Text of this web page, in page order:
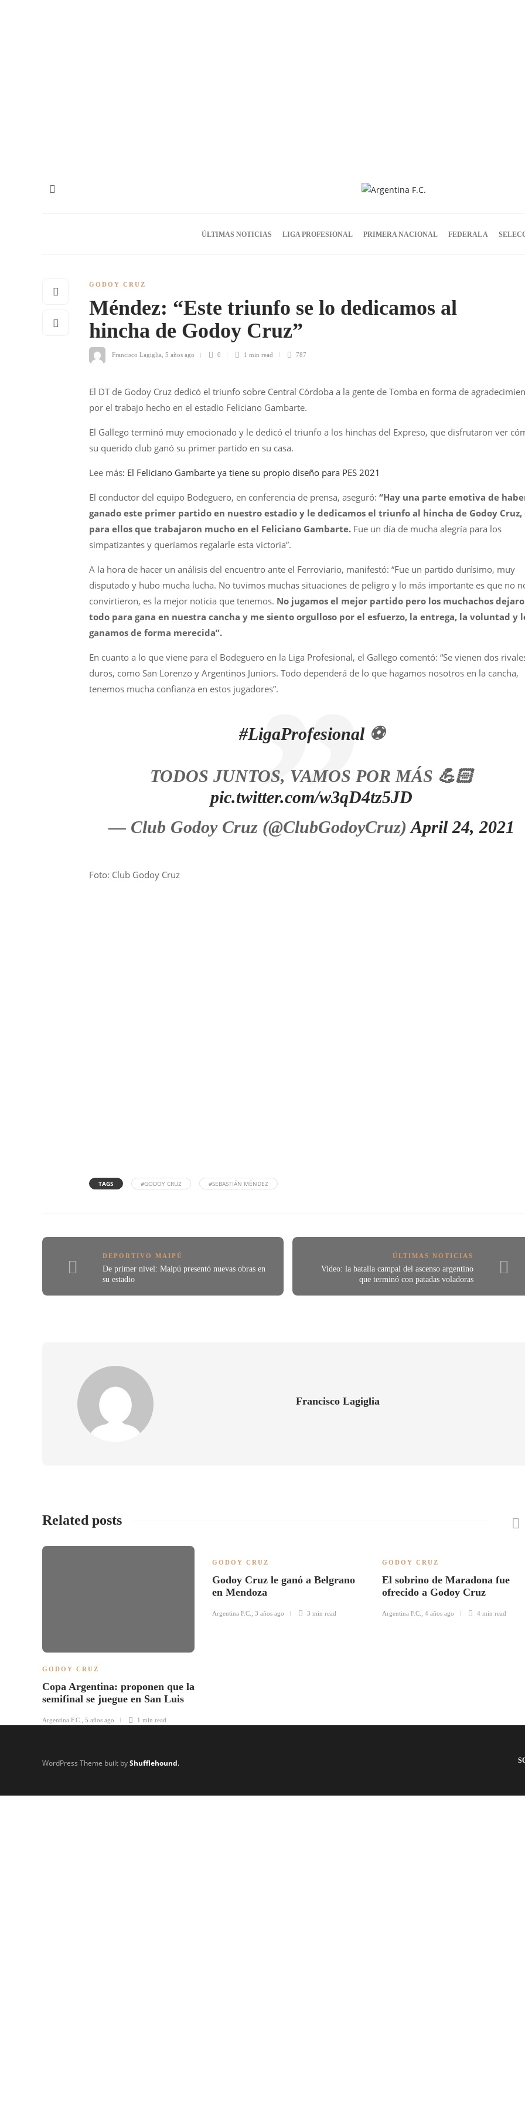
ÚLTIMAS NOTICIAS LIGA PROFESIONAL PRIMERA NACIONAL FEDERAL A
GODOY CRUZ
Méndez: “Este triunfo se lo dedicamos al
hincha de Godoy Cruz”
Francisco Lagiglia 5 años ago 0 1 min read 787
El DT de Godoy Cruz dedicó el triunfo sobre Central Córdoba a la gente de Tomba en forma de
por el trabajo hecho en el estadio Feliciano Gambarte.
El Gallego terminó muy emocionado y le dedicó el triunfo a los hinchas del Expreso, que disfrutaron ver
su querido club ganó su primer partido en su casa.
Lee más: El Feliciano Gambarte ya tiene su propio diseño para PES 2021
El conductor del equipo Bodeguero, en conferencia de prensa, aseguró: “Hay una parte emotiva de
ganado este primer partido en nuestro estadio y le dedicamos el triunfo al hincha de Godoy Cruz,
para ellos que trabajaron mucho en el Feliciano Gambarte. Fue un día de mucha alegría para los
simpatizantes y queríamos regalarle esta victoria”.
A la hora de hacer un análisis del encuentro ante el Ferroviario, manifestó: “Fue un partido durísimo, muy
disputado y hubo mucha lucha. No tuvimos muchas situaciones de peligro y lo más importante es que no
convirtieron, es la mejor noticia que tenemos. No jugamos el mejor partido pero los muchachos
todo para gana en nuestra cancha y me siento orgulloso por el esfuerzo, la entrega, la voluntad y
ganamos de forma merecida”.
En cuanto a lo que viene para el Bodeguero en la Liga Profesional, el Gallego comentó: “Se vienen dos
duros, como San Lorenzo y Argentinos Juniors. Todo dependerá de lo que hagamos nosotros en la cancha,
tenemos mucha confianza en estos jugadores”.
#LigaProfesional⚽️
TODOS JUNTOS, VAMOS POR MÁS 💪🏻
pic.twitter.com/w3qD4tz5JD
— Club Godoy Cruz (@ClubGodoyCruz)April 24, 2021
Foto: Club Godoy Cruz
TAGS #GODOY CRUZ #SEBASTIÁN MÉNDEZ
DEPORTIVO MAIPÚ
De primer nivel: Maipú presentó nuevas obras en
su estadio
ÚLTIMAS NOTICIAS
Video: la batalla campal del ascenso argentino
que terminó con patadas voladoras
Francisco Lagiglia
Related posts
GODOY CRUZ
Copa Argentina: proponen que la
semifinal se juegue en San Luis
Argentina F.C. 5 años ago 1 min read
GODOY CRUZ
Godoy Cruz le ganó a Belgrano
en Mendoza
Argentina F.C. 3 años ago 3 min read
GODOY CRUZ
El sobrino de Maradona fue
ofrecido a Godoy Cruz
Argentina F.C. 4 años ago 4 min read
WordPress Theme built byShufflehound.